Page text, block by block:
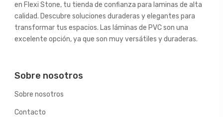
en Flexi Stone, tu tienda de confianza para laminas de alta
calidad. Descubre soluciones duraderas y elegantes para
transformar tus espacios. Las láminas de PVC son una
excelente opción, ya que son muy versátiles y duraderas.
Sobre nosotros
Sobre nosotros
Contacto